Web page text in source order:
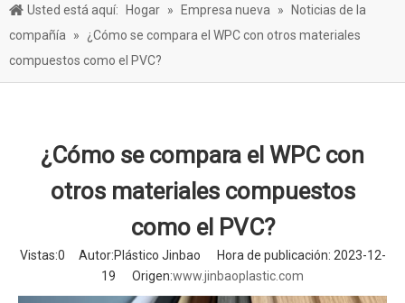
Usted está aquí: Hogar » Empresa nueva »
Noticias de la
compañía
»
¿Cómo se compara el WPC con otros materiales
compuestos como el PVC?
¿Cómo se compara el WPC con
otros materiales compuestos
como el PVC?
Vistas:0 Autor:Plástico Jinbao Hora de publicación: 2023-12-
19 Origen:www.jinbaoplastic.com